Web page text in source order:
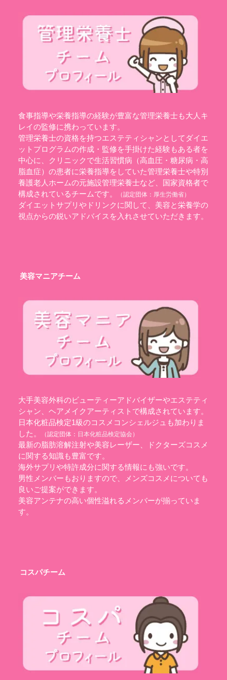
食事指導や栄養指導の経験が豊富な管理栄養士も大人キ
レイの監修に携わっています。
管理栄養士の資格を持つエステティシャンとしてダイエ
ットプログラムの作成・監修を手掛けた経験もある者を
中心に、クリニックで生活習慣病（高血圧・糖尿病・高
脂血症）の患者に栄養指導をしていた管理栄養士や特別
養護老人ホームの元施設管理栄養士など、国家資格者で
構成されているチームです。
（認定団体： 厚生労働省）
ダイエットサプリやドリンクに関して、美容と栄養学の
視点からの鋭いアドバイスを入れさせていただきます。
美容マニアチーム
大手美容外科のビューティーアドバイザーやエステティ
シャン、ヘアメイクアーティストで構成されています。
日本化粧品検定1級のコスメコンシェルジュも加わりま
した。
（認定団体： 日本化粧品検定協会）
最新の脂肪溶解注射や美容レーザー、ドクターズコスメ
に関する知識も豊富です。
海外サプリや特許成分に関する情報にも強いです。
男性メンバーもおりますので、メンズコスメについても
良いご提案ができます。
美容アンテナの高い個性溢れるメンバーが揃っていま
す。
コスパチーム